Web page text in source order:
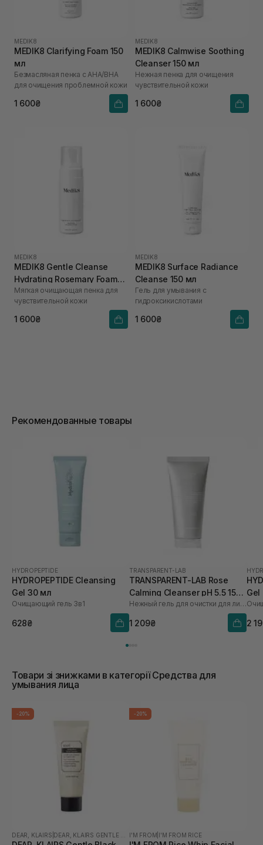
MEDIK8
MEDIK8 Clarifying Foam 150
мл
Безмасляная пенка с АНА/ВНА
для очищения проблемной кожи
1 600₴
MEDIK8
MEDIK8 Calmwise Soothing
Cleanser 150 мл
Нежная пенка для очищения
чувствительной кожи
1 600₴
MEDIK8
MEDIK8 Gentle Cleanse
Hydrating Rosemary Foam
150 мл
Мягкая очищающая пенка для
чувствительной кожи
1 600₴
MEDIK8
MEDIK8 Surface Radiance
Cleanse 150 мл
Гель для умывания с
гидроксикислотами
1 600₴
Рекомендованные товары
HYDROPEPTIDE
HYDROPEPTIDE Cleansing
Gel 30 мл
Очищающий гель 3в1
628₴
TRANSPARENT-LAB
TRANSPARENT-LAB Rose
Calming Cleanser pH 5.5 150
мл
Нежный гель для очистки для лица
1 209₴
Gel
2
Товари зі знижками в категорії Средства для
умывания лица
-20%
DEAR, KLAIRS
-20%
I'M FROM I'M FROM RICE